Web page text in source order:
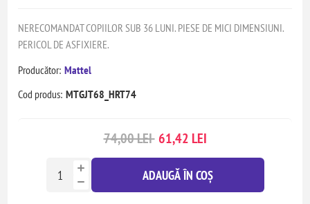
NERECOMANDAT COPIILOR SUB 36 LUNI. PIESE DE MICI DIMENSIUNI.
PERICOL DE ASFIXIERE.
Producător: Mattel
Cod produs: MTGJT68_HRT74
74,00 LEI 61,42 LEI
ADAUGĂ ÎN COȘ